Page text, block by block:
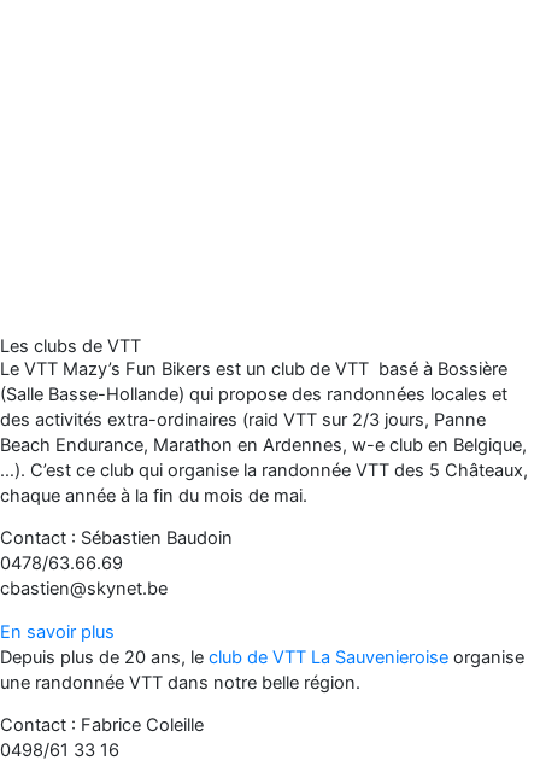
Les clubs de VTT
Le VTT Mazy’s Fun Bikers est un club de VTT basé à Bossière
(Salle Basse-Hollande) qui propose des randonnées locales et
des activités extra-ordinaires (raid VTT sur 2/3 jours, Panne
Beach Endurance, Marathon en Ardennes, w-e club en Belgique,
…). C’est ce club qui organise la randonnée VTT des 5 Châteaux,
chaque année à la fin du mois de mai.
Contact : Sébastien Baudoin
0478/63.66.69
cbastien@skynet.be
En savoir plus
Depuis plus de 20 ans, le club de VTT La Sauvenieroise organise
une randonnée VTT dans notre belle région.
Contact : Fabrice Coleille
0498/61 33 16